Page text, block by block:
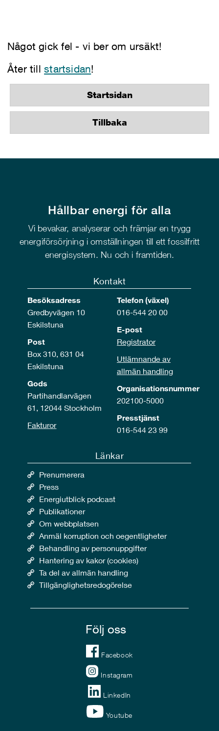
Något gick fel - vi ber om ursäkt!
Åter tillstartsidan!
Startsidan
Tillbaka
Hållbar energi för alla
Vi bevakar, analyserar och främjar en trygg
energiförsörjning i omställningen till ett fossilfritt
energisystem. Nu och i framtiden.
Kontakt
Besöksadress
Gredbyvägen 10
Eskilstuna
Post
Box 310, 631 04
Eskilstuna
Gods
Partihandlarvägen
61, 12044 Stockholm
Fakturor
Telefon (växel)
016-544 20 00
E-post
Registrator
Utlämnande av
allmän handling
Organisationsnummer
202100-5000
Presstjänst
016-544 23 99
Länkar
Prenumerera
Press
Energiutblick podcast
Publikationer
Om webbplatsen
Anmäl korruption och oegentligheter
Behandling av personuppgifter
Hantering av kakor (cookies)
Ta del av allmän handling
Tillgänglighetsredogörelse
Följ oss
Facebook
Instagram
LinkedIn
Youtube